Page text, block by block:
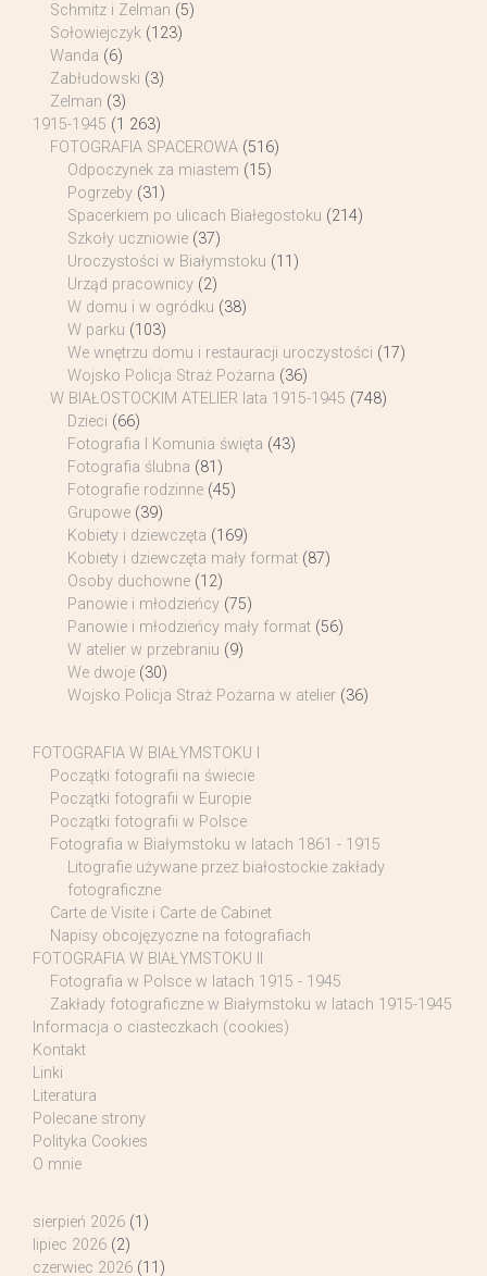
Schmitz i Zelman (5)
Sołowiejczyk (123)
Wanda (6)
Zabłudowski (3)
Zelman (3)
1915-1945 (1 263)
FOTOGRAFIA SPACEROWA (516)
Odpoczynek za miastem (15)
Pogrzeby (31)
Spacerkiem po ulicach Białegostoku (214)
Szkoły uczniowie (37)
Uroczystości w Białymstoku (11)
Urząd pracownicy (2)
W domu i w ogródku (38)
W parku (103)
We wnętrzu domu i restauracji uroczystości (17)
Wojsko Policja Straż Pożarna (36)
W BIAŁOSTOCKIM ATELIER lata 1915-1945 (748)
Dzieci (66)
Fotografia I Komunia święta (43)
Fotografia ślubna (81)
Fotografie rodzinne (45)
Grupowe (39)
Kobiety i dziewczęta (169)
Kobiety i dziewczęta mały format (87)
Osoby duchowne (12)
Panowie i młodzieńcy (75)
Panowie i młodzieńcy mały format (56)
W atelier w przebraniu (9)
We dwoje (30)
Wojsko Policja Straż Pożarna w atelier (36)
FOTOGRAFIA W BIAŁYMSTOKU I
Początki fotografii na świecie
Początki fotografii w Europie
Początki fotografii w Polsce
Fotografia w Białymstoku w latach 1861 - 1915
Litografie używane przez białostockie zakłady
fotograficzne
Carte de Visite i Carte de Cabinet
Napisy obcojęzyczne na fotografiach
FOTOGRAFIA W BIAŁYMSTOKU II
Fotografia w Polsce w latach 1915 - 1945
Zakłady fotograficzne w Białymstoku w latach 1915-1945
Informacja o ciasteczkach (cookies)
Kontakt
Linki
Literatura
Polecane strony
Polityka Cookies
O mnie
sierpień 2026 (1)
lipiec 2026 (2)
czerwiec 2026 (11)